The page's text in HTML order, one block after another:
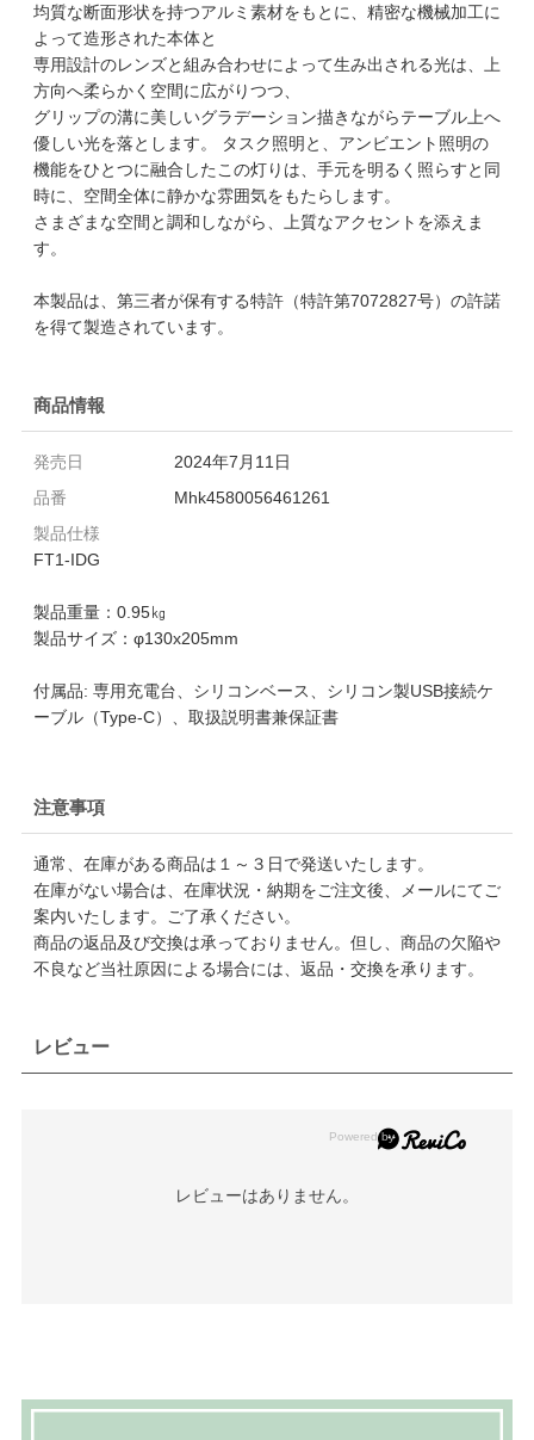
均質な断面形状を持つアルミ素材をもとに、精密な機械加工に
よって造形された本体と
専用設計のレンズと組み合わせによって生み出される光は、上
方向へ柔らかく空間に広がりつつ、
グリップの溝に美しいグラデーション描きながらテーブル上へ
優しい光を落とします。 タスク照明と、アンビエント照明の
機能をひとつに融合したこの灯りは、手元を明るく照らすと同
時に、空間全体に静かな雰囲気をもたらします。
さまざまな空間と調和しながら、上質なアクセントを添えま
す。
本製品は、第三者が保有する特許（特許第7072827号）の許諾
を得て製造されています。
商品情報
発売日
2024年7月11日
品番
Mhk4580056461261
製品仕様
FT1-IDG
製品重量：0.95㎏
製品サイズ：φ130x205mm
付属品: 専用充電台、シリコンベース、シリコン製USB接続ケ
ーブル（Type-C）、取扱説明書兼保証書
注意事項
通常、在庫がある商品は１～３日で発送いたします。
在庫がない場合は、在庫状況・納期をご注文後、メールにてご
案内いたします。ご了承ください。
商品の返品及び交換は承っておりません。但し、商品の欠陥や
不良など当社原因による場合には、返品・交換を承ります。
レビュー
レビューはありません。